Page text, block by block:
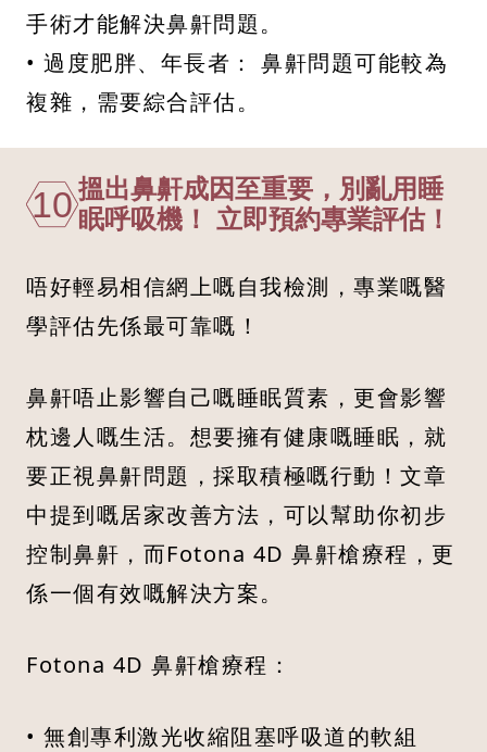
手術才能解決鼻鼾問題。
• 過度肥胖、年長者： 鼻鼾問題可能較為
複雜，需要綜合評估。
10搵出鼻鼾成因至重要，別亂用睡
眠呼吸機！ 立即預約專業評估！
唔好輕易相信網上嘅自我檢測，專業嘅醫
學評估先係最可靠嘅！
鼻鼾唔止影響自己嘅睡眠質素，更會影響
枕邊人嘅生活。想要擁有健康嘅睡眠，就
要正視鼻鼾問題，採取積極嘅行動！文章
中提到嘅居家改善方法，可以幫助你初步
控制鼻鼾，而Fotona 4D 鼻鼾槍療程，更
係一個有效嘅解決方案。
Fotona 4D 鼻鼾槍療程：
• 無創專利激光收縮阻塞呼吸道的軟組